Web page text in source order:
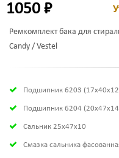
1050 ₽
Ремкомплект бака для
Candy / Vestel
Подшипник 6203
Подшипник 6204
Сальник 25x47x10
Смазка сальника